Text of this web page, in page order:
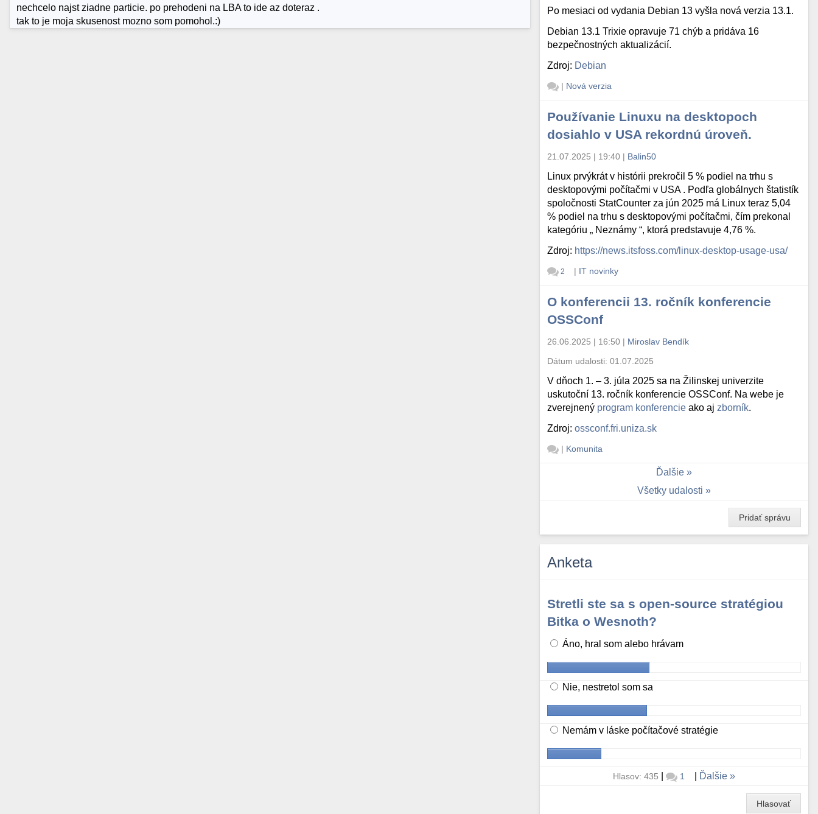
nechcelo najst ziadne particie. po prehodeni na LBA to ide az doteraz .
tak to je moja skusenost mozno som pomohol.:)
Po mesiaci od vydania Debian 13 vyšla nová verzia 13.1.
Debian 13.1 Trixie opravuje 71 chýb a pridáva 16
bezpečnostných aktualizácií.
Zdroj: Debian
| Nová verzia
Používanie Linuxu na desktopoch
dosiahlo v USA rekordnú úroveň.
21.07.2025 | 19:40 | Balin50
Linux prvýkrát v histórii prekročil 5 % podiel na trhu s
desktopovými počítačmi v USA . Podľa globálnych štatistík
spoločnosti StatCounter za jún 2025 má Linux teraz 5,04
% podiel na trhu s desktopovými počítačmi, čím prekonal
kategóriu „ Neznámy “, ktorá predstavuje 4,76 %.
Zdroj: https://news.itsfoss.com/linux-desktop-usage-usa/
2 | IT novinky
O konferencii 13. ročník konferencie
OSSConf
26.06.2025 | 16:50 | Miroslav Bendík
Dátum udalosti:01.07.2025
V dňoch 1. – 3. júla 2025 sa na Žilinskej univerzite
uskutoční 13. ročník konferencie OSSConf. Na webe je
zverejnený program konferencie ako aj zborník.
Zdroj:ossconf.fri.uniza.sk
| Komunita
Ďalšie
Všetky udalosti
Pridať správu
Anketa
Stretli ste sa s open-source stratégiou
Bitka o Wesnoth?
Áno, hral som alebo hrávam
Nie, nestretol som sa
Nemám v láske počítačové stratégie
Hlasov: 435 | 1 Ďalšie
Hlasovať